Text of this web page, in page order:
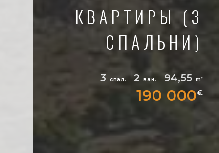
КВАРТИРЫ (3
СПАЛЬНИ)
3 спал. 2ван. 94,55m2
190 000€